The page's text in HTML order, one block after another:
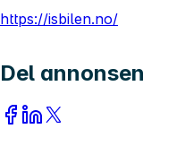
https://isbilen.no/
Del annonsen